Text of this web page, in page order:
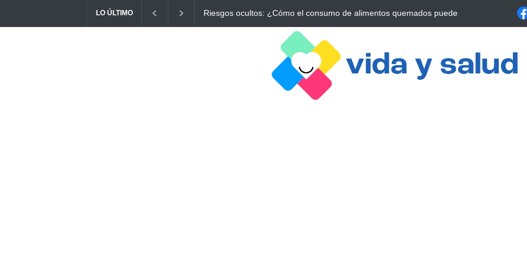
LO ÚLTIMO
el consumo de alimentos quemados puede Ayuno Digital: La Estrategia Esencial para Mejorar tu Bienestar La conexión vital